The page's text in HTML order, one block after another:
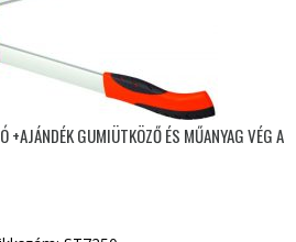
+AJÁNDÉK GUMIÜTKÖZŐ ÉS MŰANYAG VÉG A